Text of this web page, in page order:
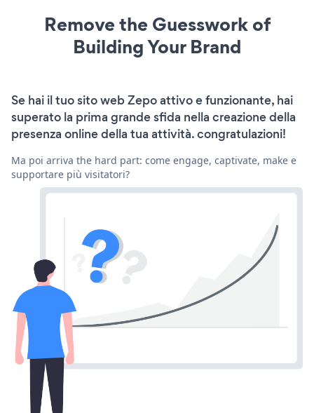
Remove the Guesswork of
Building Your Brand
Se hai il tuo sito web Zepo attivo e funzionante, hai
superato la prima grande sfida nella creazione della
presenza online della tua attività. congratulazioni!
Ma poi arriva the hard part: come engage, captivate, make e
supportare più visitatori?